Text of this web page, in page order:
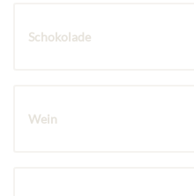
Schokolade
Wein